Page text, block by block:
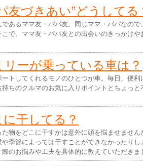
友づきあい”どうしてる
あるママ友・パパ友。同じママ・パパなの
で、ママ友・パパ友との出会いのきっかけ
ーが乗っている車は？
トしてくれるモノのひとつが車。毎日、便
ちのクルマのお気に入りポイントとちょっ
干してる？
物をどこに干すかは意外に頭を悩ませませ
季節によっては干すことができなかったり
のお悩みや工夫を具体的に教えていただきま